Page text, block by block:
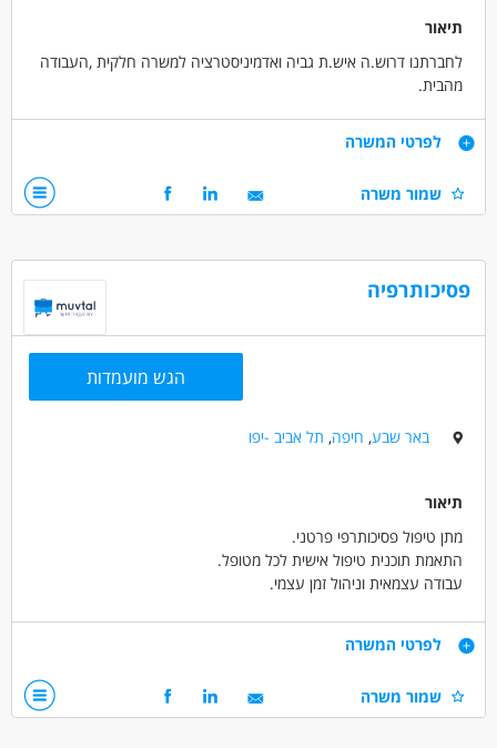
תיאור
לחברתנו דרוש.ה איש.ת גביה ואדמיניסטרציה למשרה חלקית ,העבודה
מהבית.
דרישות
ניסיון באדמיניסטרציה
חשבונאות וכספים - גביה
חשבונאות וכספים - פקיד/ת משכנאות
עבודה מהבית
לפרטי המשרה
שמור משרה
פסיכותרפיה
הגש מועמדות
באר שבע, חיפה, תל אביב -יפו
תיאור
מתן טיפול פסיכותרפי פרטני.
התאמת תוכנית טיפול אישית לכל מטופל.
עבודה עצמאית וניהול זמן עצמי.
דרישות
תואר שני באחד מהתחומים הבאים: עבודה סוציאלית, קרימינולוגיה,
פסיכולוגיה, טיפול באומנות והבעה.
לפרטי המשרה
שמור משרה